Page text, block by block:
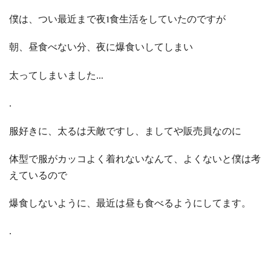
僕は、つい最近まで夜1食生活をしていたのですが
朝、昼食べない分、夜に爆食いしてしまい
太ってしまいました…
.
服好きに、太るは天敵ですし、ましてや販売員なのに
体型で服がカッコよく着れないなんて、よくないと僕は考
えているので
爆食しないように、最近は昼も食べるようにしてます。
.